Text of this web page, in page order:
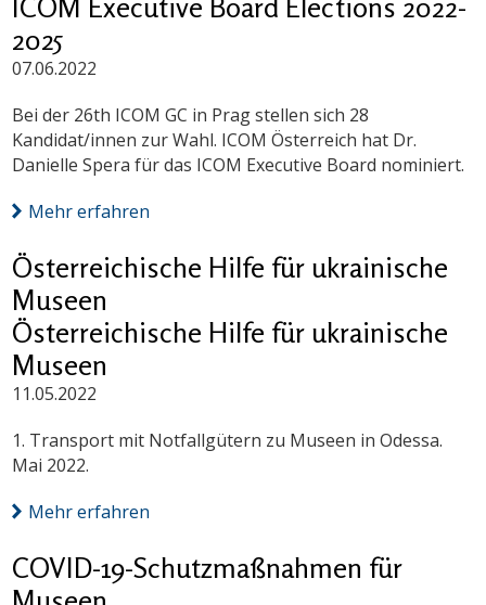
ICOM Executive Board Elections 2022-
2025
07.06.2022
Bei der 26th ICOM GC in Prag stellen sich 28
Kandidat/innen zur Wahl. ICOM Österreich hat Dr.
Danielle Spera für das ICOM Executive Board nominiert.
Mehr erfahren
Österreichische Hilfe für ukrainische
Museen
Österreichische Hilfe für ukrainische
Museen
11.05.2022
1. Transport mit Notfallgütern zu Museen in Odessa.
Mai 2022.
Mehr erfahren
COVID-19-Schutzmaßnahmen für